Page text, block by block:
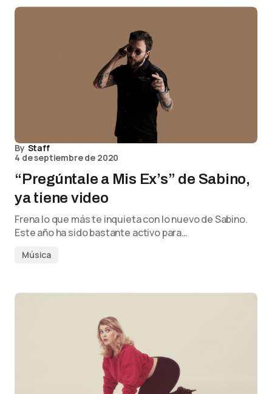
By Staff
4 de septiembre de 2020
“Pregúntale a Mis Ex’s” de Sabino,
ya tiene video
Frena lo que más te inquieta con lo nuevo de Sabino.
Este año ha sido bastante activo para…
Música